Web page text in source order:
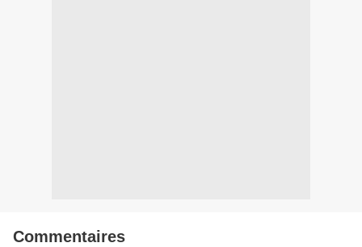
Commentaires